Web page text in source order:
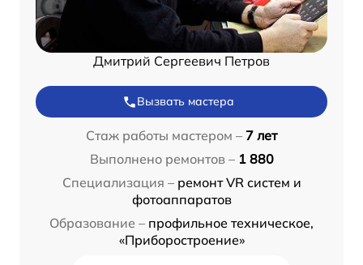
Дмитрий Сергеевич Петров
Вызвать мастера
Стаж работы мастером – 7 лет
Выполнено ремонтов – 1 880
Специализация – ремонт VR систем и
фотоаппаратов
Образование – профильное техническое,
«Приборостроение»